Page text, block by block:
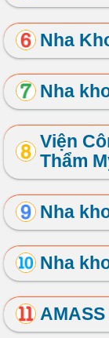
Nha
Nha
Viện
Thẩm
Nha
Nha